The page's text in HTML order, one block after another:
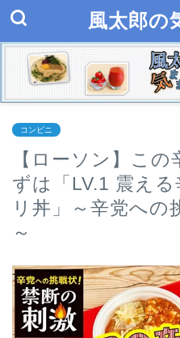
風太郎の
コンビニ
【ローソン】こ
ずは「LV.1 震え
リ丼」～辛党への
～